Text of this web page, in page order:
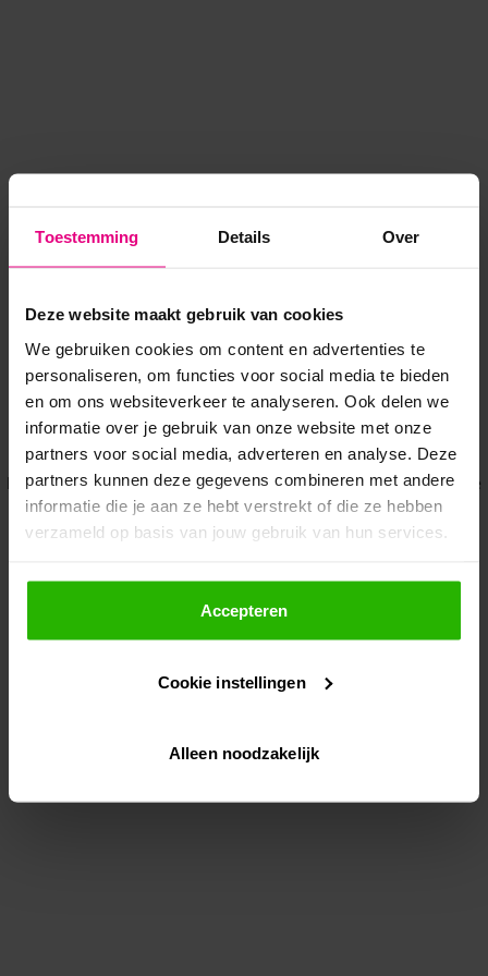
Toestemming Details Over
Deze website maakt gebruik van cookies
We gebruiken cookies om content en advertenties te
personaliseren, om functies voor social media te bieden
en om ons websiteverkeer te analyseren. Ook delen we
informatie over je gebruik van onze website met onze
partners voor social media, adverteren en analyse. Deze
partners kunnen deze gegevens combineren met andere
informatie die je aan ze hebt verstrekt of die ze hebben
verzameld op basis van jouw gebruik van hun services.
Als je op "Accepteer" klikt, dan geef je Voordeeluitjes.nl
toestemming om cookies voor social media en
gepersonaliseerde advertenties te plaatsen.
Lees hier meer over in onsprivacybeleid
Via "Cookie instellingen" kun je ook zelf instellen welke
Accepteren
Cookie instellingen
Alleen noodzakelijk
Application error: a client-side exception has occurred while
loadingwww.voordeeluitjes.nl (see the browser console for more
information).